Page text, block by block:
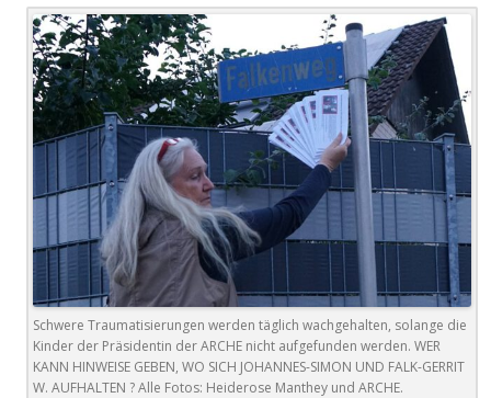
Schwere Traumatisierungen werden täglich wachgehalten, solange die
Kinder der Präsidentin der ARCHE nicht aufgefunden werden. WER
KANN HINWEISE GEBEN, WO SICH JOHANNES-SIMON UND FALK-GERRIT
W. AUFHALTEN ? Alle Fotos: Heiderose Manthey und ARCHE.